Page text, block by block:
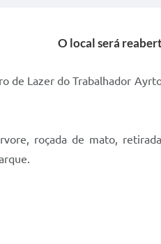
O local será
de Lazer do Trabalhador
roçada de mato,